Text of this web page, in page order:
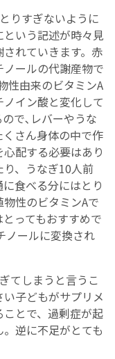
りすぎないように
いう記述が時々見
れていきます。赤
ールの代謝産物で
性由来のビタミンA
イン酸と変化して
で､レバーやうな
さん身体の中で作
配する必要はあり
、うなぎ10人前
食べる分にはとり
性のビタミンAで
ってもおすすめで
ノールに変換され
てしまうと言うこ
子どもがサプリメ
とで、過剰症が起
逆に不足がとても